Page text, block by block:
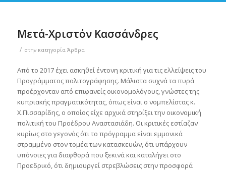
Μετά-Χριστόν Κασσάνδρες
/ στην κατηγορία Άρθρα
Από το 2017 έχει ασκηθεί έντονη κριτική για τις ελλείψεις του
Προγράμματος πολιτογράφησης. Μάλιστα συχνά τα πυρά
προέρχονταν από επιφανείς οικονομολόγους, γνώστες της
κυπριακής πραγματικότητας, όπως είναι ο νομπελίστας κ.
X.Πισσαρίδης, ο οποίος είχε αρχικά στηρίξει την οικονομική
πολιτική του Προέδρου Αναστασιάδη. Οι κριτικές εστίαζαν
κυρίως στο γεγονός ότι το πρόγραμμα είναι εμμονικά
στραμμένο στον τομέα των κατασκευών, ότι υπάρχουν
υπόνοιες για διαφθορά που ξεκινά και καταλήγει στο
Προεδρικό, ότι δημιουργεί στρεβλώσεις στην προσφορά